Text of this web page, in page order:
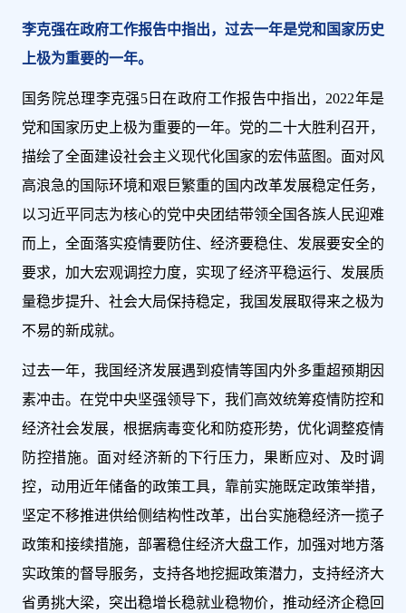
李克强在政府工作报告中指出，过去一年是党和国家历史
上极为重要的一年。
国务院总理李克强5日在政府工作报告中指出，2022年是
党和国家历史上极为重要的一年。党的二十大胜利召开，
描绘了全面建设社会主义现代化国家的宏伟蓝图。面对风
高浪急的国际环境和艰巨繁重的国内改革发展稳定任务，
以习近平同志为核心的党中央团结带领全国各族人民迎难
而上，全面落实疫情要防住、经济要稳住、发展要安全的
要求，加大宏观调控力度，实现了经济平稳运行、发展质
量稳步提升、社会大局保持稳定，我国发展取得来之极为
不易的新成就。
过去一年，我国经济发展遇到疫情等国内外多重超预期因
素冲击。在党中央坚强领导下，我们高效统筹疫情防控和
经济社会发展，根据病毒变化和防疫形势，优化调整疫情
防控措施。面对经济新的下行压力，果断应对、及时调
控，动用近年储备的政策工具，靠前实施既定政策举措，
坚定不移推进供给侧结构性改革，出台实施稳经济一揽子
政策和接续措施，部署稳住经济大盘工作，加强对地方落
实政策的督导服务，支持各地挖掘政策潜力，支持经济大
省勇挑大梁，突出稳增长稳就业稳物价，推动经济企稳回